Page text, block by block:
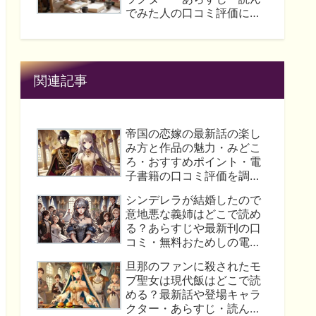
しの読み方はこれ！
でみた人の口コミ評価につ
関連記事
帝国の恋嫁の最新話の楽し
み方と作品の魅力・みどこ
ろ・おすすめポイント・電
子書籍の口コミ評価を調査
シンデレラが結婚したので
意地悪な義姉はどこで読め
る？あらすじや最新刊の口
コミ・無料おためしの電子
旦那のファンに殺されたモ
ブ聖女は現代飯はどこで読
める？最新話や登場キャラ
クター・あらすじ・読んで